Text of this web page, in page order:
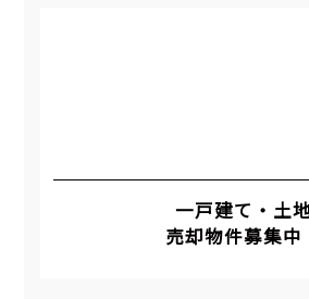
一戸建て・土
売却物件募集中